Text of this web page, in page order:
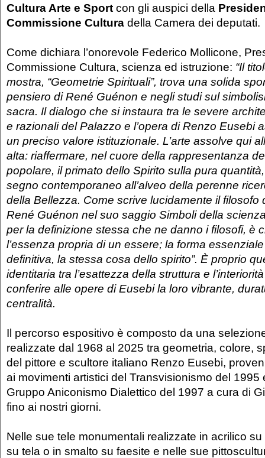
Cultura Arte e Sport con gli auspici della
Commissione Cultura della Camera dei deputati.
Come dichiara l’onorevole Federico Mollicone,
Commissione Cultura, scienza ed istruzione: “Il
mostra, “Geometrie Spirituali”, trova una solida
pensiero di René Guénon e negli studi sul
sacra. Il dialogo che si instaura tra le severe
e razionali del Palazzo e l’opera di Renzo Eusebi
un preciso valore istituzionale. L’arte assolve qui
alta: riaffermare, nel cuore della rappresentanza
popolare, il primato dello Spirito sulla pura
segno contemporaneo all’alveo della perenne
della Bellezza. Come scrive lucidamente il filosofo
René Guénon nel suo saggio Simboli della
per la definizione stessa che ne danno i filosofi, è
l’essenza propria di un essere; la forma
definitiva, la stessa cosa dello spirito”. È proprio
identitaria tra l’esattezza della struttura e
conferire alle opere di Eusebi la loro vibrante,
centralità.
Il percorso espositivo è composto da una
realizzate dal 1968 al 2025 tra geometria, colore,
del pittore e scultore italiano Renzo Eusebi,
ai movimenti artistici del Transvisionismo del 1995
Gruppo Aniconismo Dialettico del 1997 a cura di
fino ai nostri giorni.
Nelle sue tele monumentali realizzate in acrilico
su tela o in smalto su faesite e nelle sue